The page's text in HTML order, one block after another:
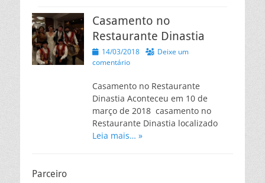
Casamento no
Restaurante Dinastia
Posted
on
14/03/2018
Deixe um
comentário
Casamento no Restaurante
Dinastia Aconteceu em 10 de
março de 2018 casamento no
Restaurante Dinastia localizado
Leia mais… »
Parceiro